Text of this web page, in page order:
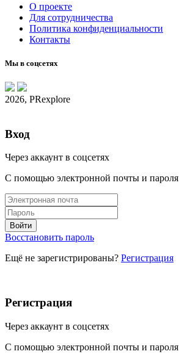
О проекте
Для сотрудничества
Политика конфиденциальности
Контакты
Мы в соцсетях
2026, PRexplore
Вход
Через аккаунт в соцсетях
С помощью электронной почты и пароля
Восстановить пароль
Ещё не зарегистрированы? Регистрация
Регистрация
Через аккаунт в соцсетях
С помощью электронной почты и пароля